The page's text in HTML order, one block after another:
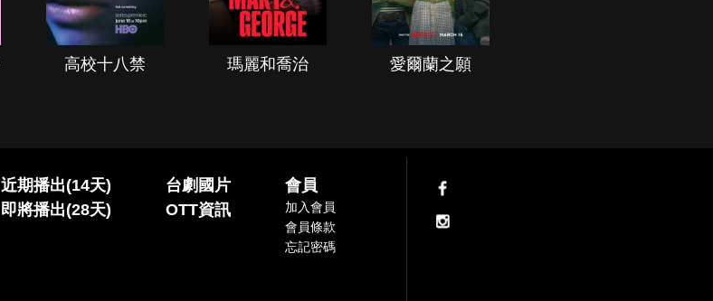
高校十八禁 瑪麗和喬治 愛爾蘭之願
近期播出(14天)
即將播出(28天)
台劇國片
OTT資訊
會員
加入會員
會員條款
忘記密碼